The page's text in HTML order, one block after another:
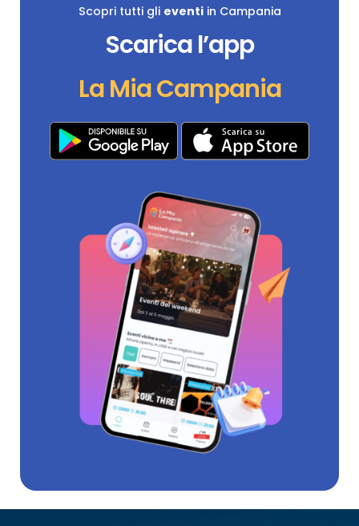
Scopri tutti gli eventiin Campania
Scarica l’app
La Mia Campania